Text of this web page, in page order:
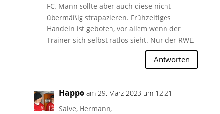
FC. Mann sollte aber auch diese nicht
übermäßig strapazieren. Frühzeitiges
Handeln ist geboten, vor allem wenn der
Trainer sich selbst ratlos sieht. Nur der RWE.
Antworten
Happo am 29. März 2023 um 12:21
Salve, Hermann,